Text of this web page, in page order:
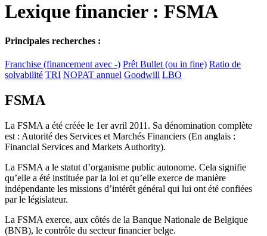
Lexique financier : FSMA
Principales recherches :
Franchise (financement avec -) Prêt Bullet (ou in fine) Ratio de
solvabilité TRI NOPAT annuel Goodwill LBO
FSMA
La FSMA a été créée le 1er avril 2011. Sa dénomination complète
est : Autorité des Services et Marchés Financiers (En anglais :
Financial Services and Markets Authority).
La FSMA a le statut d’organisme public autonome. Cela signifie
qu’elle a été instituée par la loi et qu’elle exerce de manière
indépendante les missions d’intérêt général qui lui ont été confiées
par le législateur.
La FSMA exerce, aux côtés de la Banque Nationale de Belgique
(BNB), le contrôle du secteur financier belge.